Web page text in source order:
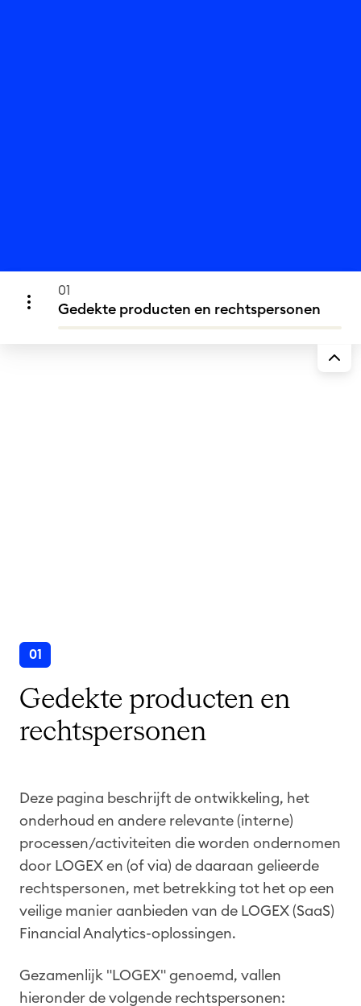
01
Gedekte producten en rechtspersonen
01
Gedekte producten en
rechtspersonen
Deze pagina beschrijft de ontwikkeling, het
onderhoud en andere relevante (interne)
processen/activiteiten die worden ondernomen
door LOGEX en (of via) de daaraan gelieerde
rechtspersonen, met betrekking tot het op een
veilige manier aanbieden van de LOGEX (SaaS)
Financial Analytics-oplossingen.
Gezamenlijk "LOGEX" genoemd, vallen
hieronder de volgende rechtspersonen: